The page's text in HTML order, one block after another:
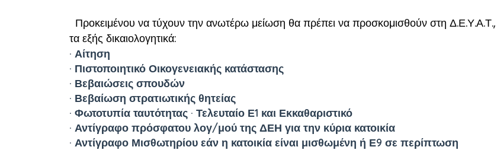
Προκειμένου να τύχουν την ανωτέρω μείωση θα πρέπει να προσκομισθούν στη Δ.Ε.Υ.Α.Τ.,
τα εξής δικαιολογητικά:
· Αίτηση
· Πιστοποιητικό Οικογενειακής κατάστασης
· Βεβαιώσεις σπουδών
· Βεβαίωση στρατιωτικής θητείας
· Φωτοτυπία ταυτότητας · Τελευταίο Ε1 και Εκκαθαριστικό
· Αντίγραφο πρόσφατου λογ/μού της ΔΕΗ για την κύρια κατοικία
· Αντίγραφο Μισθωτηρίου εάν η κατοικία είναι μισθωμένη ή Ε9 σε περίπτωση